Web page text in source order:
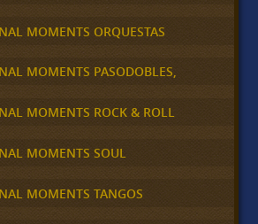
MOMENTS ORQUESTAS
MOMENTS PASODOBLES,
MOMENTS ROCK & ROLL
MOMENTS SOUL
MOMENTS TANGOS